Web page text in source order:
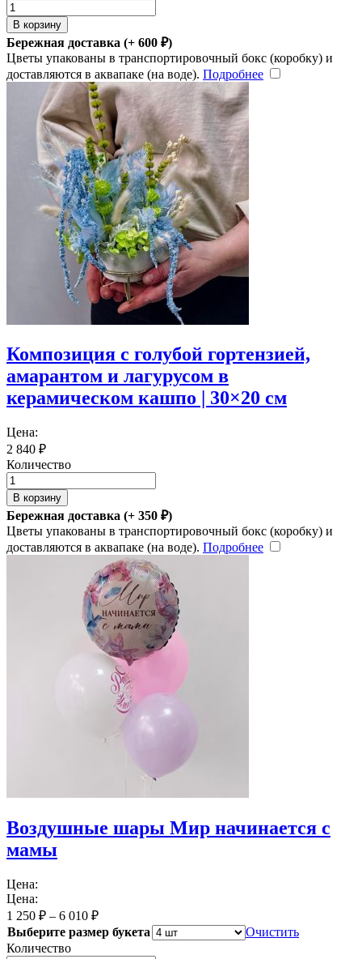
В корзину
Бережная доставка (+ 600 ₽)
Цветы упакованы в транспортировочный бокс (коробку) и
доставляются в аквапаке (на воде). Подробнее
Композиция с голубой гортензией,
амарантом и лагурусом в
керамическом кашпо | 30×20 см
Цена:
2 840 ₽
Количество
В корзину
Бережная доставка (+ 350 ₽)
Цветы упакованы в транспортировочный бокс (коробку) и
доставляются в аквапаке (на воде). Подробнее
Воздушные шары Мир начинается с
мамы
Цена:
Цена:
1 250 ₽ – 6 010 ₽
Выберите размер букета
Очистить
Количество